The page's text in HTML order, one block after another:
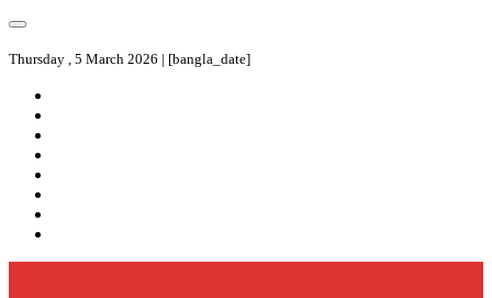
Thursday , 5 March 2026 | [bangla_date]